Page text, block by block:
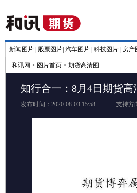
新闻图片 股票图片 汽车图片 科技图片 房产
和讯网 > 图片首页 > 期货高清图
知行合一：8月4日期货高
发布时间：2020-08-03 15:58 支持